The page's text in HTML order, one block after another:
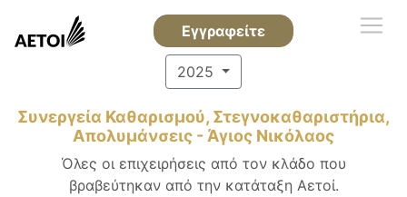
Εγγραφείτε
2025
Συνεργεία Καθαρισμού, Στεγνοκαθαριστήρια,
Απολυμάνσεις - Άγιος Νικόλαος
Όλες οι επιχειρήσεις από τον κλάδο που
βραβεύτηκαν από την κατάταξη Αετοί.